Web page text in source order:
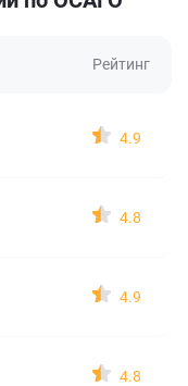
Рейтинг
4.9
4.8
4.9
4.8